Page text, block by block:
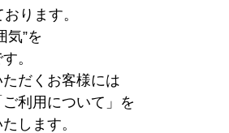
ります。
気”を
。
だくお客様には
利用について」を
します。